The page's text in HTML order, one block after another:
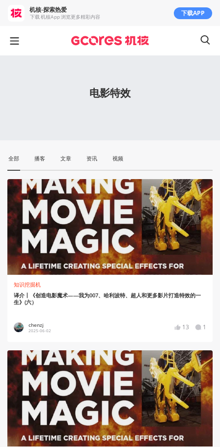
电影特效
全部 播客 文章 资讯 视频
知识挖掘机
译介丨《创造电影魔术——我为007、哈利波特、超人和更多影片打造特效的一
生》(六）
chenzj
2025-06-02 13 1
机核-探索热爱
下载 机核App 浏览更多精彩内容 下载APP